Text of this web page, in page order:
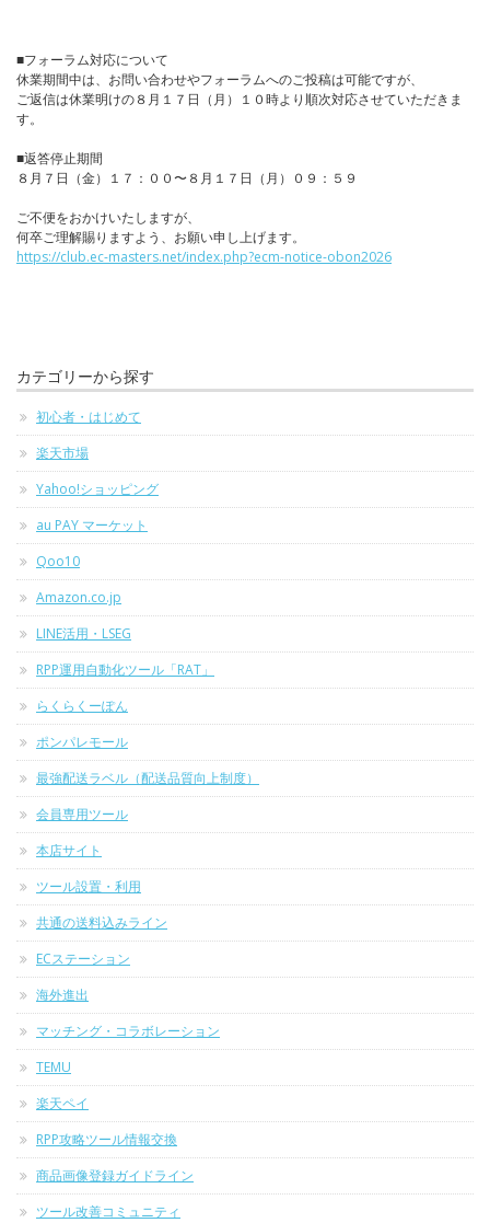
■フォーラム対応について
休業期間中は、お問い合わせやフォーラムへのご投稿は可能ですが、
ご返信は休業明けの８月１７日（月）１０時より順次対応させていただきま
す。
■返答停止期間
８月７日（金）１７：００〜８月１７日（月）０９：５９
ご不便をおかけいたしますが、
何卒ご理解賜りますよう、お願い申し上げます。
https://club.ec-masters.net/index.php?ecm-notice-obon2026
カテゴリーから探す
初心者・はじめて
楽天市場
Yahoo!ショッピング
au PAY マーケット
Qoo10
Amazon.co.jp
LINE活用・LSEG
RPP運用自動化ツール「RAT」
らくらくーぽん
ポンパレモール
最強配送ラベル（配送品質向上制度）
会員専用ツール
本店サイト
ツール設置・利用
共通の送料込みライン
ECステーション
海外進出
マッチング・コラボレーション
TEMU
楽天ペイ
RPP攻略ツール情報交換
商品画像登録ガイドライン
ツール改善コミュニティ